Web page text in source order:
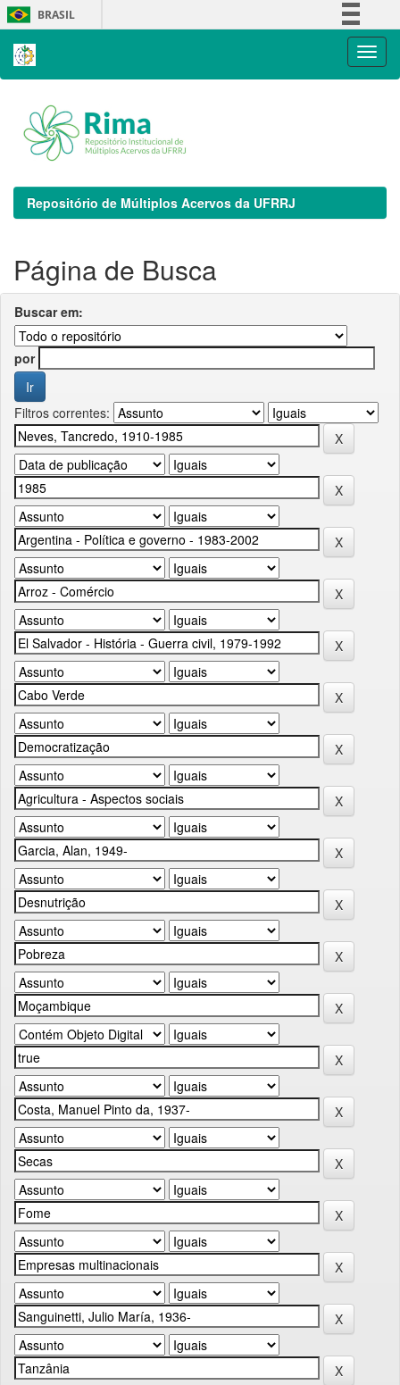
Skip
navigation
BRASIL
Repositório de Múltiplos Acervos da UFRRJ
Página de Busca
Buscar em:
por
Filtros correntes: